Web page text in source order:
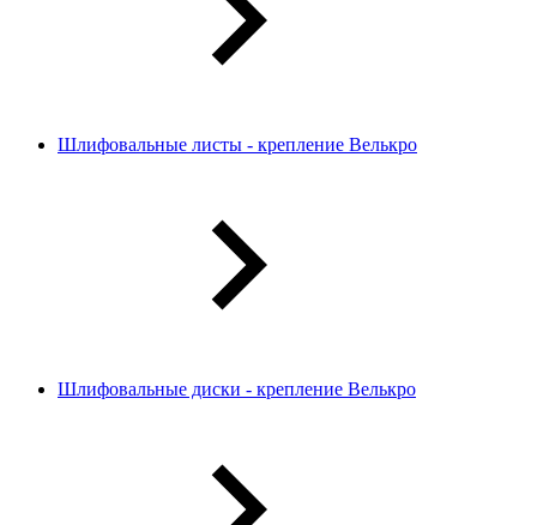
Шлифовальные листы - крепление Велькро
Шлифовальные диски - крепление Велькро